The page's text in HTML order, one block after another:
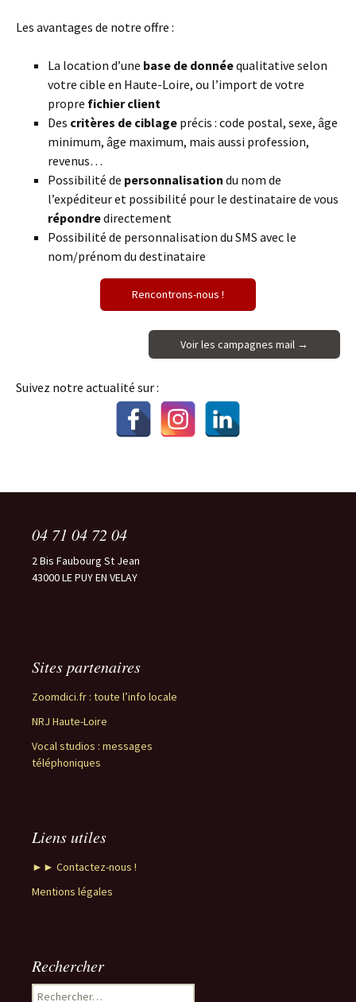
Les avantages de notre offre :
La location d’une base de donnéequalitative selon
votre cible en Haute-Loire, ou l’import de votre
propre fichier client
Des critères de ciblage précis : code postal, sexe, âge
minimum, âge maximum, mais aussi profession,
revenus…
Possibilité de personnalisation du nom de
l’expéditeur et possibilité pour le destinataire de vous
répondredirectement
Possibilité de personnalisation du SMS avec le
nom/prénom du destinataire
Rencontrons-nous !
Voir les campagnes mail →
Suivez notre actualité sur :
04 71 04 72 04
2 Bis Faubourg St Jean
43000 LE PUY EN VELAY
Sites partenaires
Zoomdici.fr : toute l’info locale
NRJ Haute-Loire
Vocal studios : messages
téléphoniques
Liens utiles
►► Contactez-nous !
Mentions légales
Rechercher
Rechercher :